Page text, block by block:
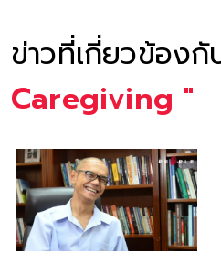
ข่าวที่เกี่ยวข้องกั
Caregiving "